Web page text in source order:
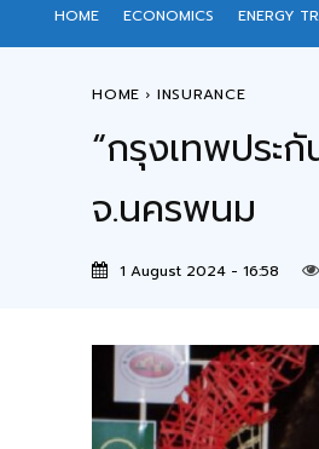
HOME ECONOMICS ENERGY
HOME INSURANCE
“กรุงเทพประ
จ.นครพนม
1 August 2024 - 16:58